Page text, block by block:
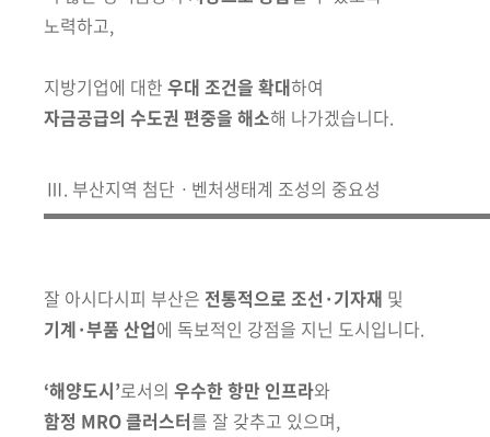
노력하고,
지방기업에 대한 우대 조건을 확대하여
자금공급의 수도권 편중을 해소해 나가겠습니다.
Ⅲ. 부산지역 첨단ㆍ벤처생태계 조성의 중요성
잘 아시다시피 부산은 전통적으로 조선·기자재 및
기계·부품 산업에 독보적인 강점을 지닌 도시입니다.
‘해양도시’로서의 우수한 항만 인프라와
함정 MRO 클러스터를 잘 갖추고 있으며,